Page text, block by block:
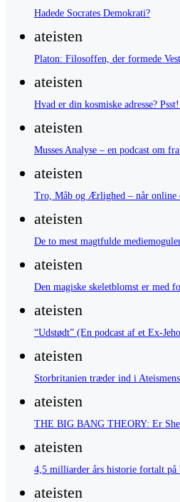
Hadede Socrates Demokrati?
ateisten
Platon: Filosoffen, der formede
ateisten
Hvad er din kosmiske adresse?
ateisten
Musses Analyse – en podcast om
ateisten
Tro, Måb og Ærlighed – når online
ateisten
De to mest magtfulde
ateisten
Den magiske skeletblomst er med
ateisten
“Udstødt” (En podcast af et Ex-
ateisten
Storbritanien træder ind i
ateisten
THE BIG BANG THEORY: Er
ateisten
4,5 milliarder års historie fortalt på
ateisten